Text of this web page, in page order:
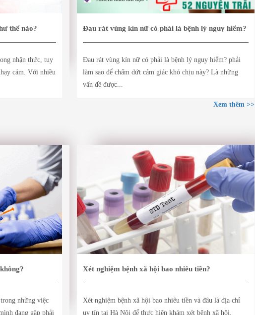
thế nào?
nhận thức, tuy
cảm. Với nhiều
Đau rát vùng kín nữ có phải là bệnh lý nguy hiểm?
Đau rát vùng kín nữ có phải là bệnh lý nguy hiểm? phải
làm sao để chấm dứt cảm giác khó chịu này? Là những
vấn đề được...
Xem thêm >>
những việc
đang gặp phải
Xét nghiệm bệnh xã hội bao nhiêu tiền?
Xét nghiệm bệnh xã hội bao nhiêu tiền và đâu là địa chỉ
uy tín tại Hà Nội để thực hiện khám xét bệnh xã hội.